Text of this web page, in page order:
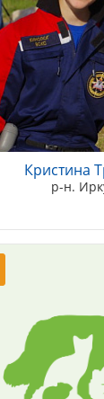
Кристина
р-н.